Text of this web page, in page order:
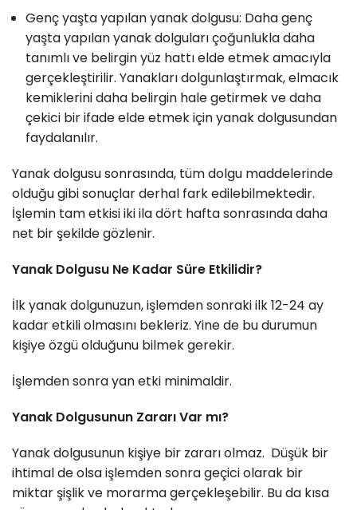
Genç yaşta yapılan yanak dolgusu: Daha genç
yaşta yapılan yanak dolguları çoğunlukla daha
tanımlı ve belirgin yüz hattı elde etmek amacıyla
gerçekleştirilir. Yanakları dolgunlaştırmak, elmacık
kemiklerini daha belirgin hale getirmek ve daha
çekici bir ifade elde etmek için yanak dolgusundan
faydalanılır.
Yanak dolgusu sonrasında, tüm dolgu maddelerinde
olduğu gibi sonuçlar derhal fark edilebilmektedir.
İşlemin tam etkisi iki ila dört hafta sonrasında daha
net bir şekilde gözlenir.
Yanak Dolgusu Ne Kadar Süre Etkilidir?
İlk yanak dolgunuzun, işlemden sonraki ilk 12-24 ay
kadar etkili olmasını bekleriz. Yine de bu durumun
kişiye özgü olduğunu bilmek gerekir.
İşlemden sonra yan etki minimaldir.
Yanak Dolgusunun Zararı Var mı?
Yanak dolgusunun kişiye bir zararı olmaz. Düşük bir
ihtimal de olsa işlemden sonra geçici olarak bir
miktar şişlik ve morarma gerçekleşebilir. Bu da kısa